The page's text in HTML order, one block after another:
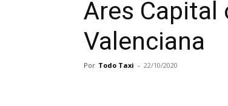
Ares Capital
Valenciana
Por Todo Taxi - 22/10/2020